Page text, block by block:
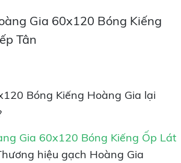
Gia 60x120 Bóng Kiếng
Tân
Bóng Kiếng Hoàng Gia lại
Gia 60x120 Bóng Kiếng Ốp Lát
hiệu gạch Hoàng Gia